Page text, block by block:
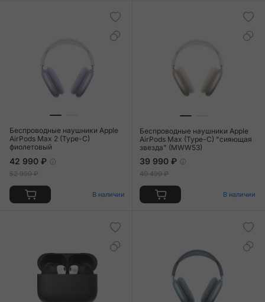
Беспроводные наушники Apple
AirPods Max 2 (Type-C)
фиолетовый
42 990 ₽
52 990 ₽
В наличии
Беспроводные наушники Apple
AirPods Max (Type-C) "сияющая
звезда" (MWW53)
39 990 ₽
49 490 ₽
В наличии